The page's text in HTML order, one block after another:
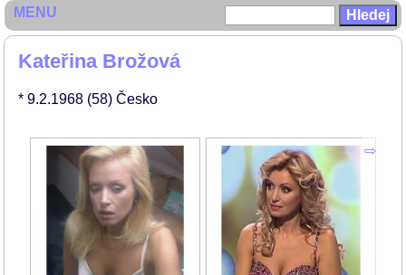
Kateřina Brožová
* 9.2.1968 (58) Česko
MENU